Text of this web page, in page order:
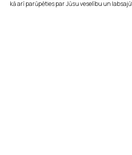
kā arī parūpēties par Jūsu veselību un